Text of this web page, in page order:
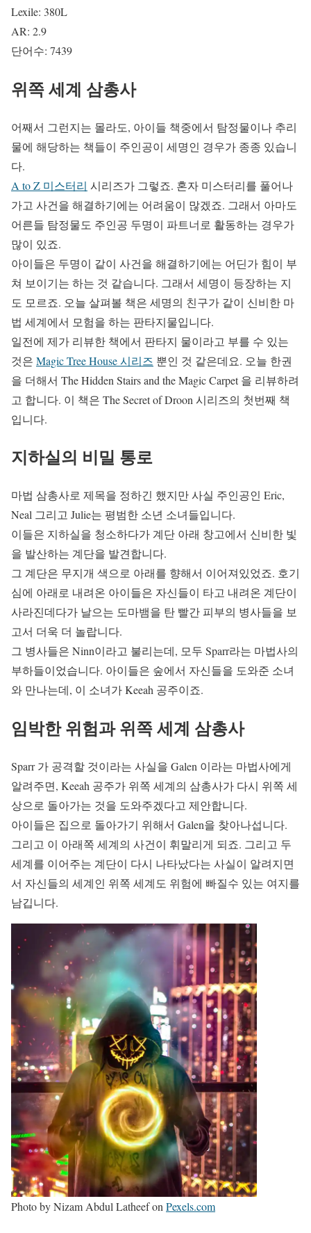
Lexile: 380L
AR: 2.9
단어수: 7439
위쪽 세계 삼총사
어째서 그런지는 몰라도, 아이들 책중에서 탐정물이나 추리
물에 해당하는 책들이 주인공이 세명인 경우가 종종 있습니
다.
A to Z 미스터리 시리즈가 그렇죠. 혼자 미스터리를 풀어나
가고 사건을 해결하기에는 어려움이 많겠죠. 그래서 아마도
어른들 탐정물도 주인공 두명이 파트너로 활동하는 경우가
많이 있죠.
아이들은 두명이 같이 사건을 해결하기에는 어딘가 힘이 부
쳐 보이기는 하는 것 같습니다. 그래서 세명이 등장하는 지
도 모르죠. 오늘 살펴볼 책은 세명의 친구가 같이 신비한 마
법 세계에서 모험을 하는 판타지물입니다.
일전에 제가 리뷰한 책에서 판타지 물이라고 부를 수 있는
것은 Magic Tree House 시리즈 뿐인 것 같은데요. 오늘 한권
을 더해서 The Hidden Stairs and the Magic Carpet 을 리뷰하려
고 합니다. 이 책은 The Secret of Droon 시리즈의 첫번째 책
입니다.
지하실의 비밀 통로
마법 삼총사로 제목을 정하긴 했지만 사실 주인공인 Eric,
Neal 그리고 Julie는 평범한 소년 소녀들입니다.
이들은 지하실을 청소하다가 계단 아래 창고에서 신비한 빛
을 발산하는 계단을 발견합니다.
그 계단은 무지개 색으로 아래를 향해서 이어져있었죠. 호기
심에 아래로 내려온 아이들은 자신들이 타고 내려온 계단이
사라진데다가 날으는 도마뱀을 탄 빨간 피부의 병사들을 보
고서 더욱 더 놀랍니다.
그 병사들은 Ninn이라고 불리는데, 모두 Sparr라는 마법사의
부하들이었습니다. 아이들은 숲에서 자신들을 도와준 소녀
와 만나는데, 이 소녀가 Keeah 공주이죠.
임박한 위험과 위쪽 세계 삼총사
Sparr 가 공격할 것이라는 사실을 Galen 이라는 마법사에게
알려주면, Keeah 공주가 위쪽 세계의 삼총사가 다시 위쪽 세
상으로 돌아가는 것을 도와주겠다고 제안합니다.
아이들은 집으로 돌아가기 위해서 Galen을 찾아나섭니다.
그리고 이 아래쪽 세계의 사건이 휘말리게 되죠. 그리고 두
세계를 이어주는 계단이 다시 나타났다는 사실이 알려지면
서 자신들의 세계인 위쪽 세계도 위험에 빠질수 있는 여지를
남깁니다.
Photo by Nizam Abdul Latheef on Pexels.com